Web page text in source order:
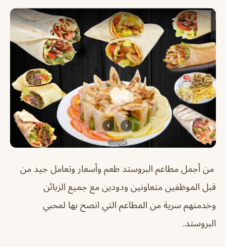
من أجمل مطاعم البروستد طعم وأسعار وتعامل جيد من
قبل الموظفين متعاونين ودودين مع جميع الزبائن
وخدمتهم سرية من المطاعم التي انصح بها لمحبي
البروستد.